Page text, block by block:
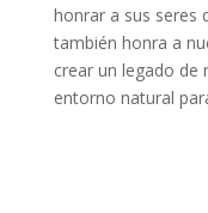
honrar a sus seres
también honra a
crear un legado de
entorno natural